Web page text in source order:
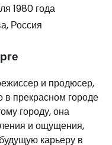
1980 года
Россия
и продюсер,
в прекрасном городе
городу, она
и ощущения,
карьеру в